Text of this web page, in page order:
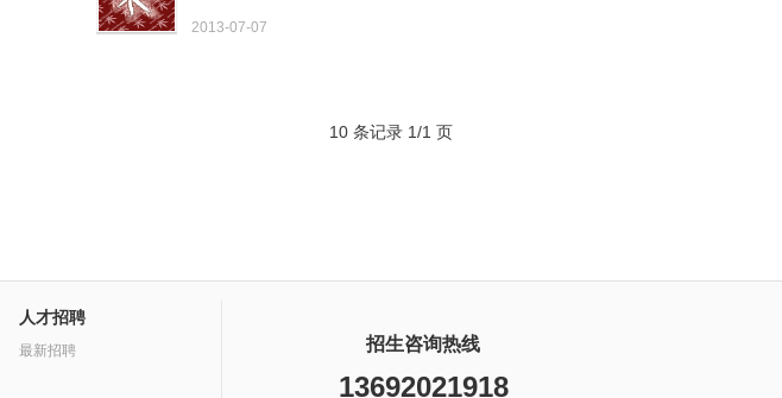
2013-07-07
10 条记录 1/1 页
人才招聘
最新招聘 招生咨询热线
13692021918